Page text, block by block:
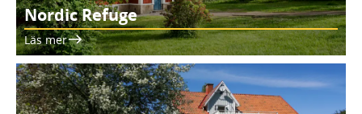
Nordic Refuge
Läs mer